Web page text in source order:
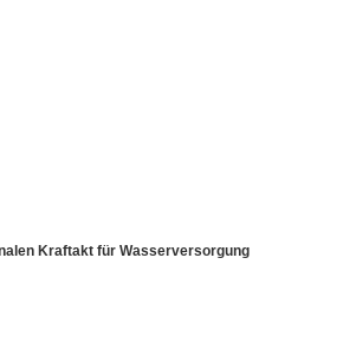
Kraftakt für Wasserversorgung